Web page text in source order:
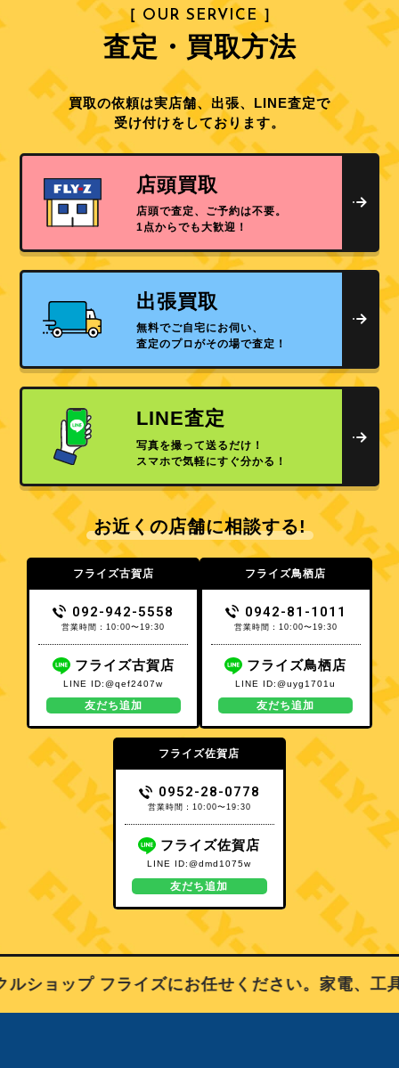
［ OUR SERVICE ］
査定・買取方法
買取の依頼は実店舗、出張、LINE査定で
受け付けをしております。
店頭買取
店頭で査定、ご予約は不要。
1点からでも大歓迎！
出張買取
無料でご自宅にお伺い、
査定のプロがその場で査定！
LINE査定
写真を撮って送るだけ！
スマホで気軽にすぐ分かる！
お近くの店舗に相談する!
フライズ古賀店
092-942-5558
営業時間：10:00〜19:30
フライズ古賀店
LINE ID:@qef2407w
友だち追加
フライズ鳥栖店
0942-81-1011
営業時間：10:00〜19:30
フライズ鳥栖店
LINE ID:@uyg1701u
友だち追加
フライズ佐賀店
0952-28-0778
営業時間：10:00〜19:30
フライズ佐賀店
LINE ID:@dmd1075w
友だち追加
ショップ フライズにお任せください。家電、工